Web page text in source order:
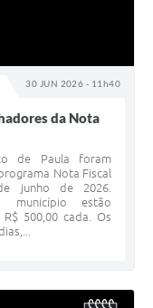
30 JUN 2026 - 11h40
da Nota
de Paula foram
Nota Fiscal
junho de 2026.
município estão
500,00 cada. Os